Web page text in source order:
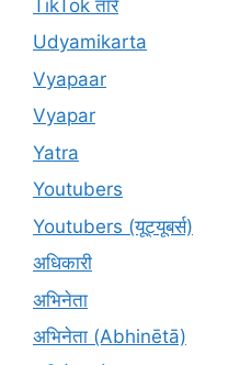
TikTok तारे
Udyamikarta
Vyapaar
Vyapar
Yatra
Youtubers
Youtubers (यूट्यूबर्स)
अधिकारी
अभिनेता
अभिनेता (Abhinētā)